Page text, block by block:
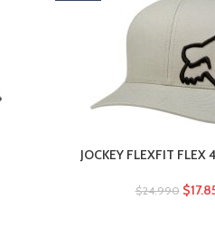
JOCKEY FLEXFIT FLEX
$24.990 $